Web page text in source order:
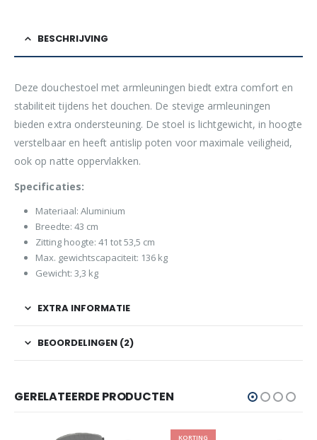
BESCHRIJVING
Deze douchestoel met armleuningen biedt extra comfort en
stabiliteit tijdens het douchen. De stevige armleuningen
bieden extra ondersteuning. De stoel is lichtgewicht, in hoogte
verstelbaar en heeft antislip poten voor maximale veiligheid,
ook op natte oppervlakken.
Specificaties:
Materiaal: Aluminium
Breedte: 43 cm
Zitting hoogte: 41 tot 53,5 cm
Max. gewichtscapaciteit: 136 kg
Gewicht: 3,3 kg
EXTRA INFORMATIE
BEOORDELINGEN (2)
GERELATEERDE PRODUCTEN
KORTING